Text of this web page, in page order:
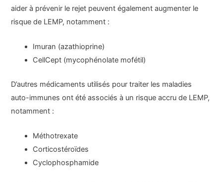
aider à prévenir le rejet peuvent également augmenter le
risque de LEMP, notamment :
Imuran (azathioprine)
CellCept (mycophénolate mofétil)
D’autres médicaments utilisés pour traiter les maladies
auto-immunes ont été associés à un risque accru de LEMP,
notamment :
Méthotrexate
Corticostéroïdes
Cyclophosphamide